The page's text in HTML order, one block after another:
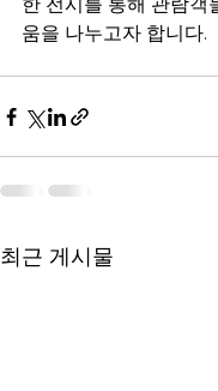
움을 나누고자 합니다.
최근 게시물